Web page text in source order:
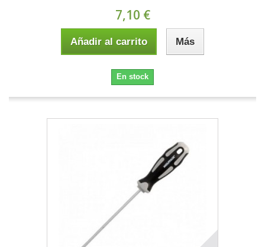
7,10 €
Añadir al carrito Más
En stock